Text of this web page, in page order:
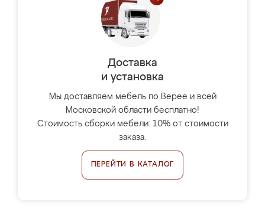
Доставка
и установка
Мы доставляем мебель по Верее и всей
Московской области бесплатно!
Стоимость сборки мебели: 10% от стоимости
заказа.
ПЕРЕЙТИ В КАТАЛОГ